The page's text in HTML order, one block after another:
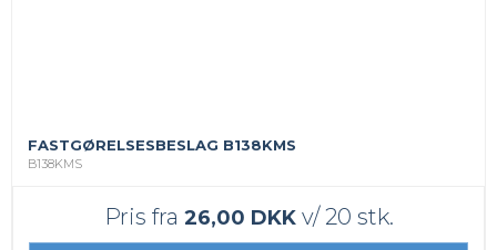
FASTGØRELSESBESLAG B138KMS
B138KMS
Pris fra 26,00 DKKv/ 20 stk.